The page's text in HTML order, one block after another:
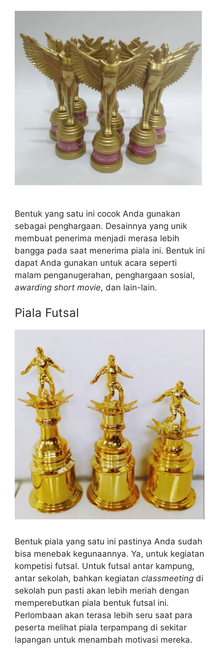
Bentuk yang satu ini cocok Anda gunakan
sebagai penghargaan. Desainnya yang unik
membuat penerima menjadi merasa lebih
bangga pada saat menerima piala ini. Bentuk ini
dapat Anda gunakan untuk acara seperti
malam penganugerahan, penghargaan sosial,
awarding short movie, dan lain-lain.
Piala Futsal
Bentuk piala yang satu ini pastinya Anda sudah
bisa menebak kegunaannya. Ya, untuk kegiatan
kompetisi futsal. Untuk futsal antar kampung,
antar sekolah, bahkan kegiatan classmeeting di
sekolah pun pasti akan lebih meriah dengan
memperebutkan piala bentuk futsal ini.
Perlombaan akan terasa lebih seru saat para
peserta melihat piala terpampang di sekitar
lapangan untuk menambah motivasi mereka.